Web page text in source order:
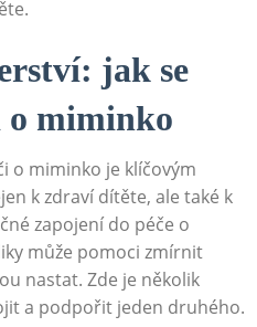
jak se
miminko
o miminko je klíčovým
k zdraví dítěte, ale také k
zapojení do péče o
může pomoci zmírnit
nastat. Zde je několik
a podpořit jeden druhého.